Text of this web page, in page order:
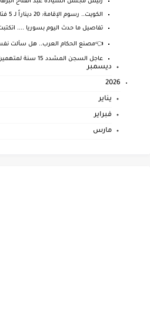
رئيس مجلس السيادة عبد الفتاح
الكويت.. رسوم الإقامة: 20 ديناراً لـ 5 فئات و10 دن...
تفاصيل ما حدث اليوم بسوريا ....
👈مصنع الحكام العرب.. هل سألت
عاجل السجن المشدد 15 سنة لمتهمين بالشروع فى قتل شخ...
ديسمبر
2026
يناير
فبراير
مارس